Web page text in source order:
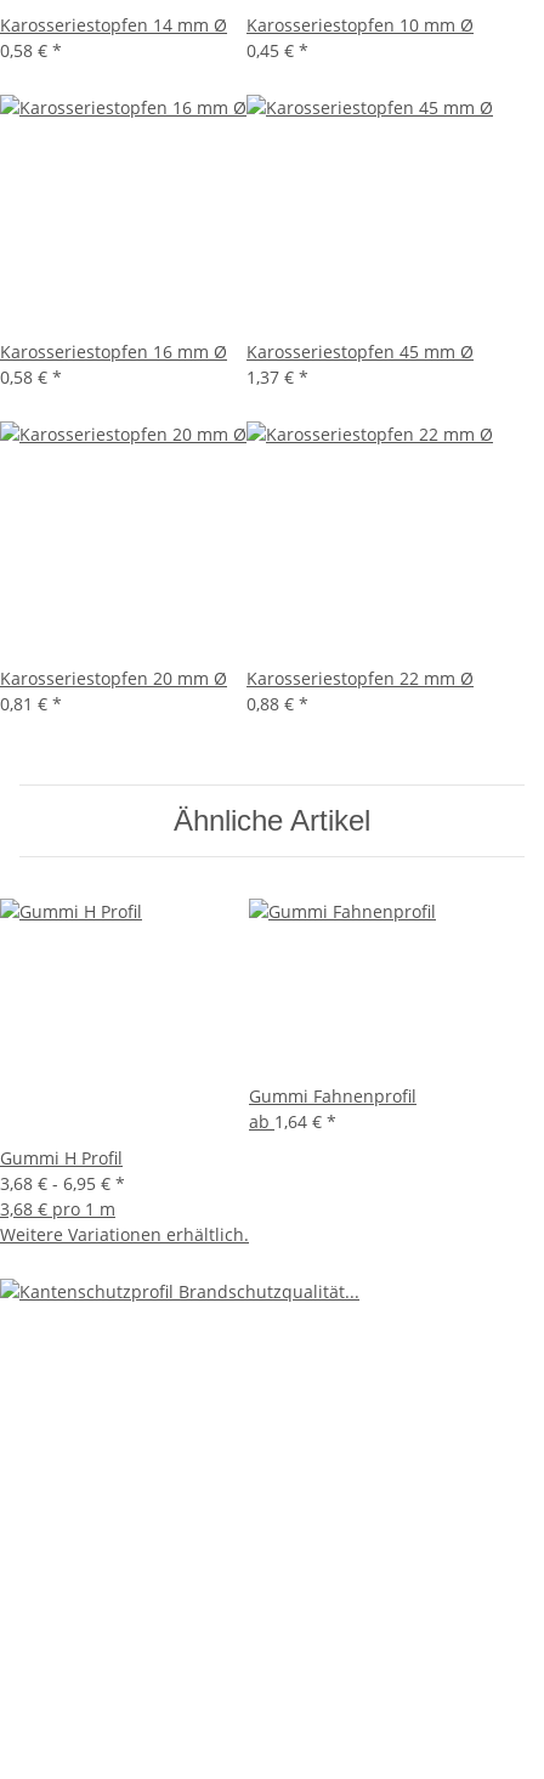
Karosseriestopfen 14 mm Ø
0,58 € *
Karosseriestopfen 10 mm Ø
0,45 € *
Karosseriestopfen 16 mm Ø
0,58 € *
Karosseriestopfen 45 mm Ø
1,37 € *
Karosseriestopfen 20 mm Ø
0,81 € *
Karosseriestopfen 22 mm Ø
0,88 € *
Ähnliche Artikel
Gummi H Profil
3,68 € - 6,95 € *
3,68 € pro 1 m
Weitere Variationen erhältlich.
Gummi Fahnenprofil
ab 1,64 € *